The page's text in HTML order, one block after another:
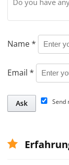
Name*
Email *
Send